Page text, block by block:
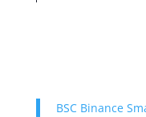
BSC Binance